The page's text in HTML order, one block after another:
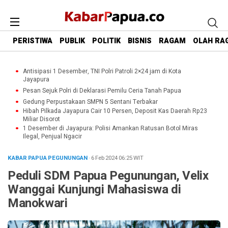
PERISTIWA PUBLIK POLITIK BISNIS RAGAM OLAH
Antisipasi 1 Desember, TNI Polri Patroli 2×24 jam di Kota
Jayapura
Pesan Sejuk Polri di Deklarasi Pemilu Ceria Tanah Papua
Gedung Perpustakaan SMPN 5 Sentani Terbakar
Hibah Pilkada Jayapura Cair 10 Persen, Deposit Kas Daerah Rp23
Miliar Disorot
1 Desember di Jayapura: Polisi Amankan Ratusan Botol Miras
Ilegal, Penjual Ngacir
KABAR PAPUA PEGUNUNGAN· 6 Feb 202406:25WIT
Peduli SDM Papua Pegunungan, Velix
Wanggai Kunjungi Mahasiswa di
Manokwari